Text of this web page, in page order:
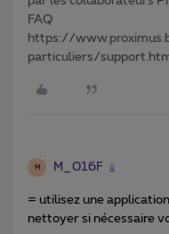
FAQ
https://
particuliers/
M M_016F
= utilisez une
nettoyer si nécessaire